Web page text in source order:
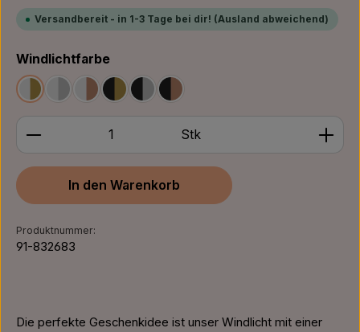
Versandbereit - in 1-3 Tage bei dir! (Ausland abweichend)
Windlichtfarbeauswählen
Weiß/GoldWeiß/Silber
Weiß/Bronze
Schwarz/Gold
Schwarz/Silber
Schwarz/Bronze
Produkt Anzahl: Gib den gewünschten Wert ein
Stk
In den Warenkorb
Produktnummer:
91-832683
Die perfekte Geschenkidee ist unser Windlicht mit einer